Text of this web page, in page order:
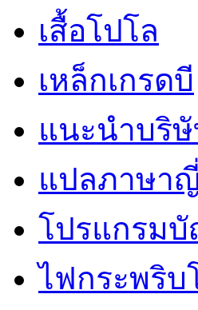
เสื้อโปโล
เหล็กเกรดบี
แนะนำบริ
แปลภาษา
โปรแกรม
ไฟกระพริบ